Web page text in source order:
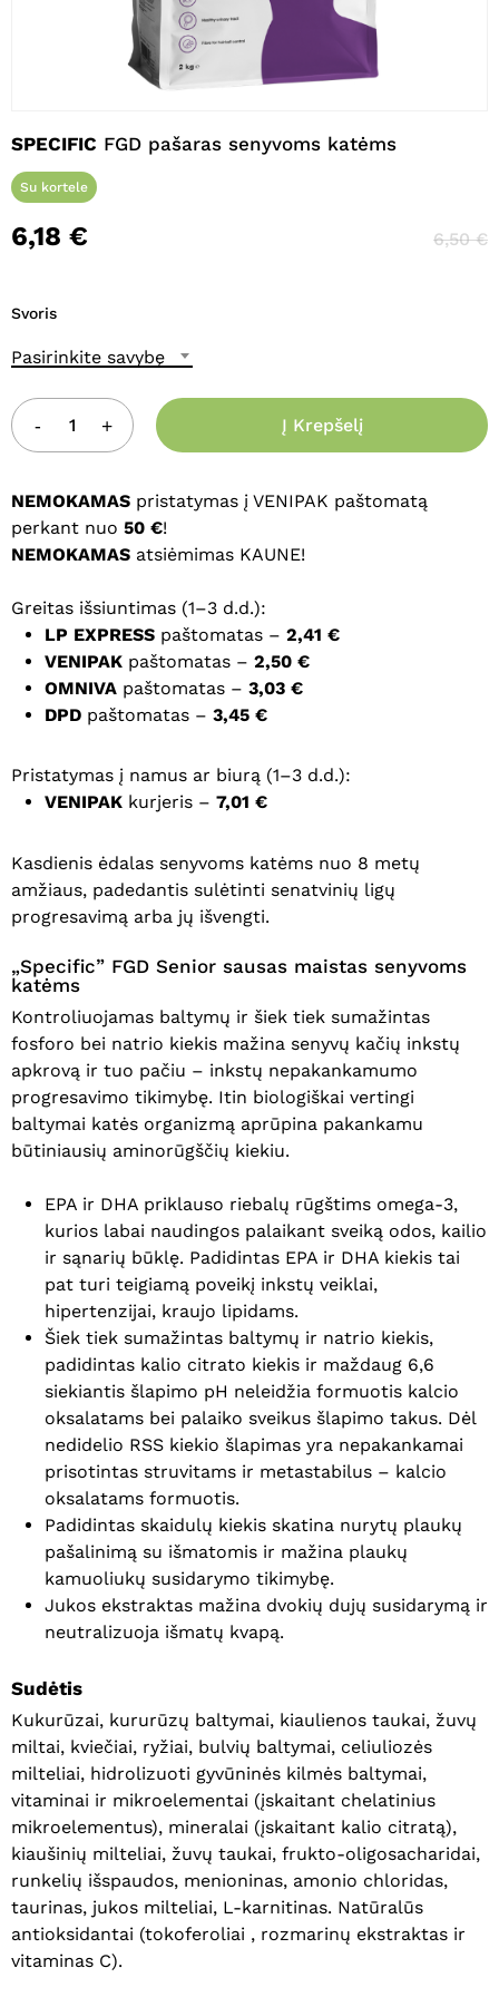
SPECIFIC FGD pašaras senyvoms katėms
Su kortele
6,18 € 6,50€
Svoris
Pasirinkite savybę
Į Krepšelį
NEMOKAMAS pristatymas į VENIPAK paštomatą
perkant nuo 50 €!
NEMOKAMAS atsiėmimas KAUNE!
Greitas išsiuntimas (1–3 d.d.):
LP EXPRESS paštomatas – 2,41 €
VENIPAK paštomatas – 2,50 €
OMNIVA paštomatas – 3,03 €
DPD paštomatas – 3,45 €
Pristatymas į namus ar biurą (1–3 d.d.):
VENIPAK kurjeris – 7,01 €
Kasdienis ėdalas senyvoms katėms nuo 8 metų
amžiaus, padedantis sulėtinti senatvinių ligų
progresavimą arba jų išvengti.
„Specific” FGD Senior sausas maistas senyvoms
katėms
Kontroliuojamas baltymų ir šiek tiek sumažintas
fosforo bei natrio kiekis mažina senyvų kačių inkstų
apkrovą ir tuo pačiu – inkstų nepakankamumo
progresavimo tikimybę. Itin biologiškai vertingi
baltymai katės organizmą aprūpina pakankamu
būtiniausių aminorūgščių kiekiu.
EPA ir DHA priklauso riebalų rūgštims omega-3,
kurios labai naudingos palaikant sveiką odos, kailio
ir sąnarių būklę. Padidintas EPA ir DHA kiekis tai
pat turi teigiamą poveikį inkstų veiklai,
hipertenzijai, kraujo lipidams.
Šiek tiek sumažintas baltymų ir natrio kiekis,
padidintas kalio citrato kiekis ir maždaug 6,6
siekiantis šlapimo pH neleidžia formuotis kalcio
oksalatams bei palaiko sveikus šlapimo takus. Dėl
nedidelio RSS kiekio šlapimas yra nepakankamai
prisotintas struvitams ir metastabilus – kalcio
oksalatams formuotis.
Padidintas skaidulų kiekis skatina nurytų plaukų
pašalinimą su išmatomis ir mažina plaukų
kamuoliukų susidarymo tikimybę.
Jukos ekstraktas mažina dvokių dujų susidarymą ir
neutralizuoja išmatų kvapą.
Sudėtis
Kukurūzai, kururūzų baltymai, kiaulienos taukai, žuvų
miltai, kviečiai, ryžiai, bulvių baltymai, celiuliozės
milteliai, hidrolizuoti gyvūninės kilmės baltymai,
vitaminai ir mikroelementai (įskaitant chelatinius
mikroelementus), mineralai (įskaitant kalio citratą),
kiaušinių milteliai, žuvų taukai, frukto-oligosacharidai,
runkelių išspaudos, menioninas, amonio chloridas,
taurinas, jukos milteliai, L-karnitinas. Natūralūs
antioksidantai (tokoferoliai , rozmarinų ekstraktas ir
vitaminas C).
Pavadinimas
El. paštas *
parašyti komentarą.